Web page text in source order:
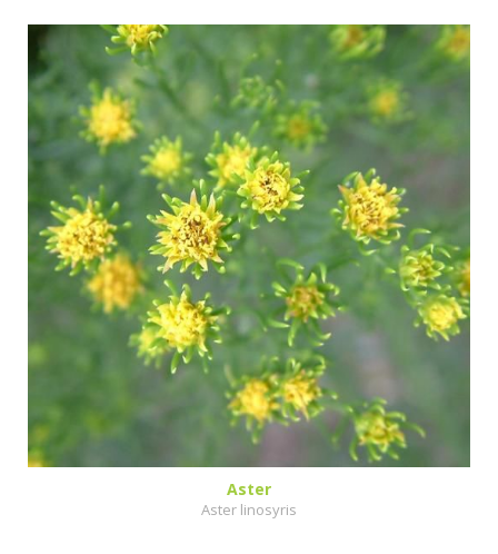
Aster
Aster linosyris